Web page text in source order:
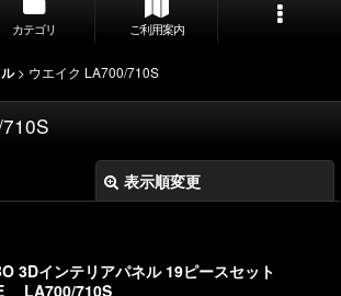
カテゴリ ご利用案内
> ウエイク LA700/710S
表示順変更
3Dインテリアパネル 19ピースセット
LA700/710S